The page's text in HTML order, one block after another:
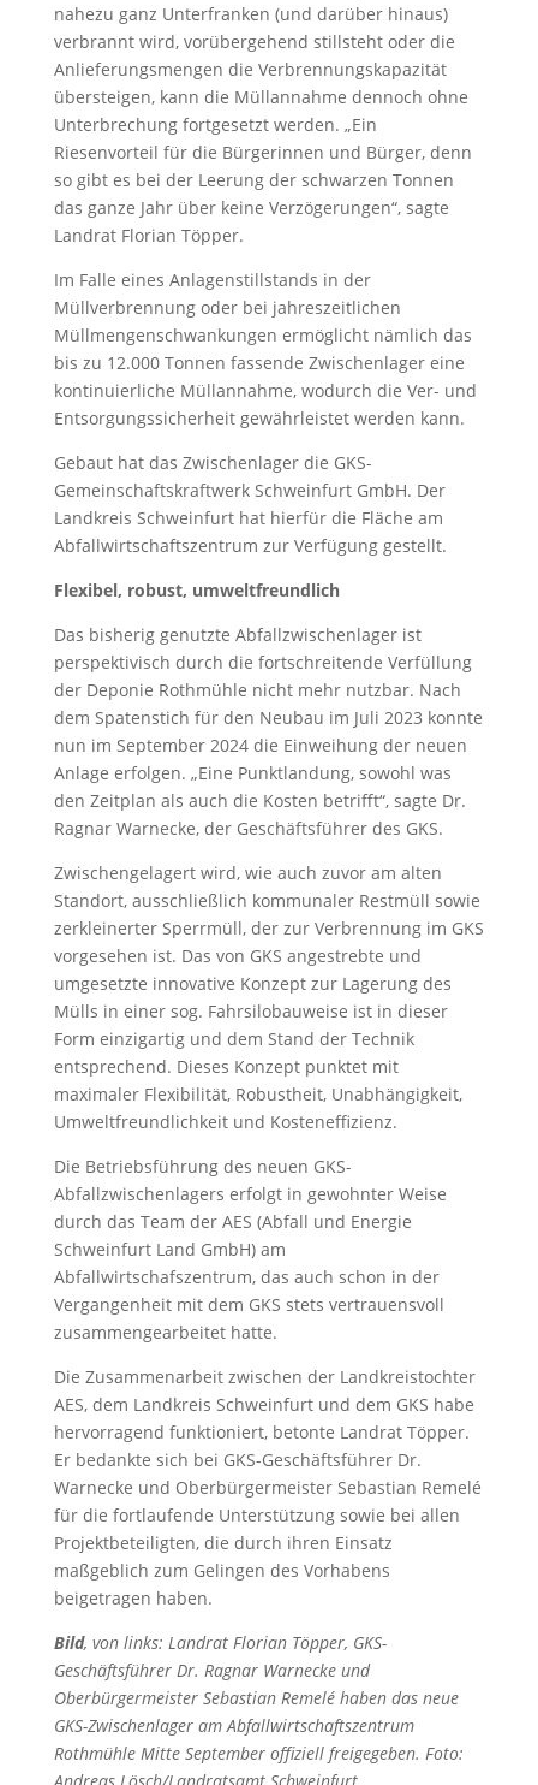
nahezu ganz Unterfranken (und darüber hinaus)
verbrannt wird, vorübergehend stillsteht oder die
Anlieferungsmengen die Verbrennungskapazität
übersteigen, kann die Müllannahme dennoch ohne
Unterbrechung fortgesetzt werden. „Ein
Riesenvorteil für die Bürgerinnen und Bürger, denn
so gibt es bei der Leerung der schwarzen Tonnen
das ganze Jahr über keine Verzögerungen“, sagte
Landrat Florian Töpper.
Im Falle eines Anlagenstillstands in der
Müllverbrennung oder bei jahreszeitlichen
Müllmengenschwankungen ermöglicht nämlich das
bis zu 12.000 Tonnen fassende Zwischenlager eine
kontinuierliche Müllannahme, wodurch die Ver- und
Entsorgungssicherheit gewährleistet werden kann.
Gebaut hat das Zwischenlager die GKS-
Gemeinschaftskraftwerk Schweinfurt GmbH. Der
Landkreis Schweinfurt hat hierfür die Fläche am
Abfallwirtschaftszentrum zur Verfügung gestellt.
Flexibel, robust, umweltfreundlich
Das bisherig genutzte Abfallzwischenlager ist
perspektivisch durch die fortschreitende Verfüllung
der Deponie Rothmühle nicht mehr nutzbar. Nach
dem Spatenstich für den Neubau im Juli 2023 konnte
nun im September 2024 die Einweihung der neuen
Anlage erfolgen. „Eine Punktlandung, sowohl was
den Zeitplan als auch die Kosten betrifft“, sagte Dr.
Ragnar Warnecke, der Geschäftsführer des GKS.
Zwischengelagert wird, wie auch zuvor am alten
Standort, ausschließlich kommunaler Restmüll sowie
zerkleinerter Sperrmüll, der zur Verbrennung im GKS
vorgesehen ist. Das von GKS angestrebte und
umgesetzte innovative Konzept zur Lagerung des
Mülls in einer sog. Fahrsilobauweise ist in dieser
Form einzigartig und dem Stand der Technik
entsprechend. Dieses Konzept punktet mit
maximaler Flexibilität, Robustheit, Unabhängigkeit,
Umweltfreundlichkeit und Kosteneffizienz.
Die Betriebsführung des neuen GKS-
Abfallzwischenlagers erfolgt in gewohnter Weise
durch das Team der AES (Abfall und Energie
Schweinfurt Land GmbH) am
Abfallwirtschafszentrum, das auch schon in der
Vergangenheit mit dem GKS stets vertrauensvoll
zusammengearbeitet hatte.
Die Zusammenarbeit zwischen der Landkreistochter
AES, dem Landkreis Schweinfurt und dem GKS habe
hervorragend funktioniert, betonte Landrat Töpper.
Er bedankte sich bei GKS-Geschäftsführer Dr.
Warnecke und Oberbürgermeister Sebastian Remelé
für die fortlaufende Unterstützung sowie bei allen
Projektbeteiligten, die durch ihren Einsatz
maßgeblich zum Gelingen des Vorhabens
beigetragen haben.
Bild, von links: Landrat Florian Töpper, GKS-
Geschäftsführer Dr. Ragnar Warnecke und
Oberbürgermeister Sebastian Remelé haben das neue
GKS-Zwischenlager am Abfallwirtschaftszentrum
Rothmühle Mitte September offiziell freigegeben. Foto:
Andreas Lösch/Landratsamt Schweinfurt